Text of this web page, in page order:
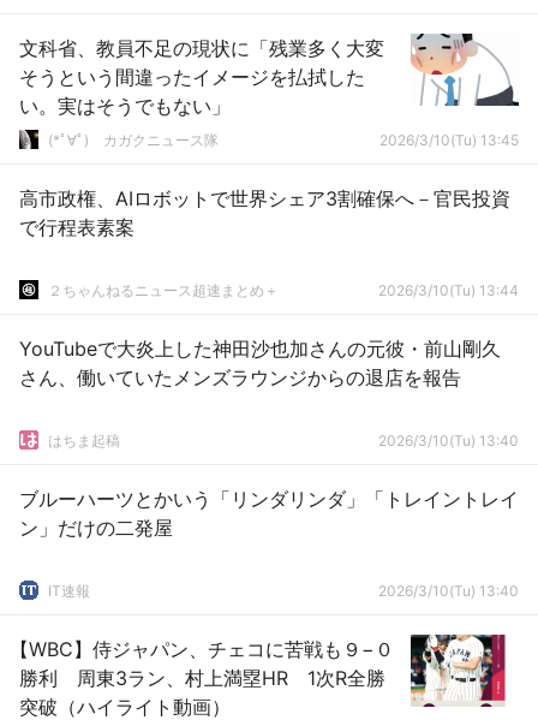
文科省、教員不足の現状に「残業多く大変
そうという間違ったイメージを払拭した
い。実はそうでもない」
(*ﾟ∀ﾟ)ゞカガクニュース隊 2026/3/10(Tu) 13:45
高市政権、AIロボットで世界シェア3割確保へ－官民投資
で行程表素案
２ちゃんねるニュース超速まとめ＋ 2026/3/10(Tu) 13:44
YouTubeで大炎上した神田沙也加さんの元彼・前山剛久
さん、働いていたメンズラウンジからの退店を報告
はちま起稿 2026/3/10(Tu) 13:40
ブルーハーツとかいう「リンダリンダ」「トレイントレイ
ン」だけの二発屋
IT速報 2026/3/10(Tu) 13:40
【WBC】侍ジャパン、チェコに苦戦も９−０
勝利 周東3ラン、村上満塁HR 1次R全勝
突破（ハイライト動画）